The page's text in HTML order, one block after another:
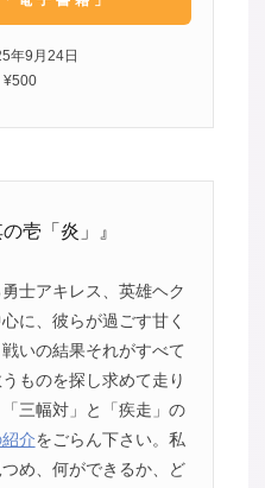
年9月24日
¥500
壱「炎」』
士アキレス、英雄ヘク
に、彼らが過ごす甘く
いの結果それがすべて
ものを探し求めて走り
三幅対」と「疾走」の
介をごらん下さい。私
め、何ができるか、ど